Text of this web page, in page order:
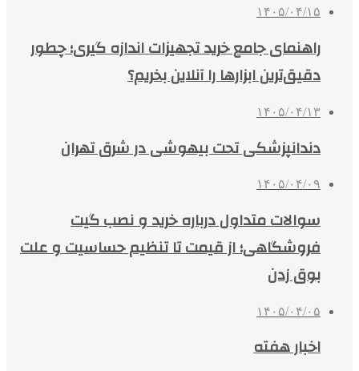
۱۴۰۵/۰۴/۱۵
راهنمای جامع خرید تجهیزات اندازه گیری؛ چطور
دقیق‌ترین ابزارها را آنلاین بخریم؟
۱۴۰۵/۰۴/۱۳
دندانپزشکی تحت بیهوشی در شرق تهران
۱۴۰۵/۰۴/۰۹
سوالات متداول درباره خرید و نصب گیت
فروشگاهی؛ از قیمت تا تنظیم حساسیت و علت
بوق زدن
۱۴۰۵/۰۴/۰۵
اخبار هفته